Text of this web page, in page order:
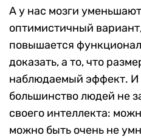
А у нас мозги
оптимистичный
повышается
доказать, а то, что
наблюдаемый эффект.
большинство людей не
своего интеллекта:
можно быть очень не